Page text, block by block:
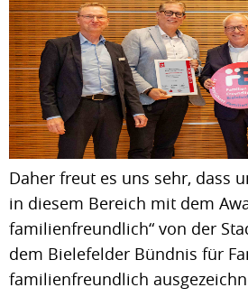
Daher freut es uns sehr, dass
in diesem Bereich mit dem
familienfreundlich“ von der
dem Bielefelder Bündnis für
familienfreundlich